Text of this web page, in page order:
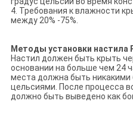
4. Требования к влажности
между 20% -75%.
Методы установки настила
Настил должен быть крыть
основании на больше чем 24
места должна быть никакими
цельсиями. После процесса
должно быть выведено как